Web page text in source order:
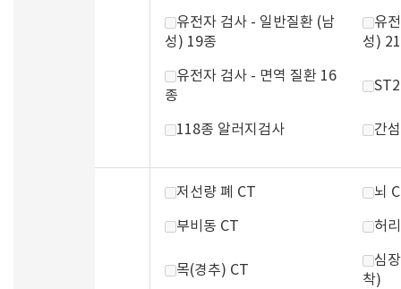
유전자 검사 - 일반질환 (남
성) 19종
유
성)
유전자 검사 - 면역 질환 16
종
118종 알러지검사 간
저선량 폐 CT 뇌
부비동 CT 허
목(경추) CT
심
착)